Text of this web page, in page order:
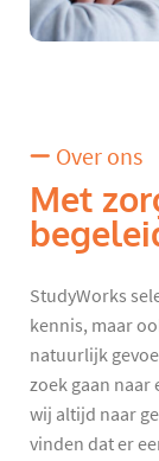
Over ons
Met
StudyWorks
kennis, maar
natuurlijk
zoek gaan naar
wij altijd naar
vinden dat er